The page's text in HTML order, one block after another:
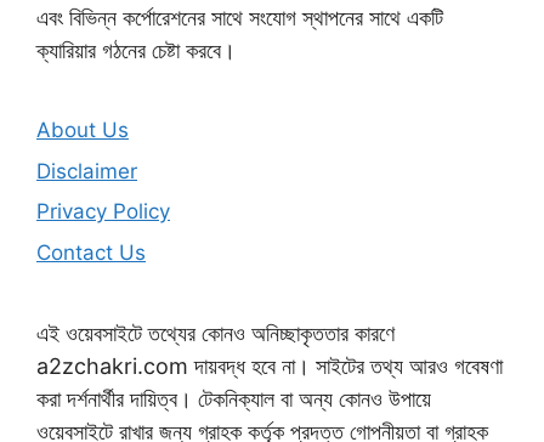
এবং বিভিন্ন কর্পোরেশনের সাথে সংযোগ স্থাপনের সাথে একটি
ক্যারিয়ার গঠনের চেষ্টা করবে।
About Us
Disclaimer
Privacy Policy
Contact Us
এই ওয়েবসাইটে তথ্যের কোনও অনিচ্ছাকৃততার কারণে
a2zchakri.com দায়বদ্ধ হবে না। সাইটের তথ্য আরও গবেষণা
করা দর্শনার্থীর দায়িত্ব। টেকনিক্যাল বা অন্য কোনও উপায়ে
ওয়েবসাইটে রাখার জন্য গ্রাহক কর্তৃক প্রদত্ত গোপনীয়তা বা গ্রাহক